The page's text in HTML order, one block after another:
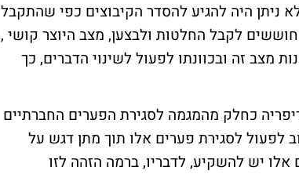
ניתן היה להגיע להסדר הקיבוצים כפי שהתקבל
לקבל החלטות ולבצען, מצב היוצר קושי ,
מצב זה ובכוונתו לפעול לשינוי הדברים, כך
כחלק מהמגמה לסגירת הפערים החברתיים
לפעול לסגירת פערים אלו תוך מתן דגש על
אלו יש להשקיע, לדבריו, ברמה הזהה לזו